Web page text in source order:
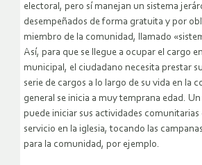
electoral, pero sí manejan un sistema
desempeñados de forma gratuita y por
miembro de la comunidad, llamado
Así, para que se llegue a ocupar el cargo
municipal, el ciudadano necesita prestar
serie de cargos a lo largo de su vida en la
general se inicia a muy temprana edad.
puede iniciar sus actividades
servicio en la iglesia, tocando las
para la comunidad, por ejemplo.